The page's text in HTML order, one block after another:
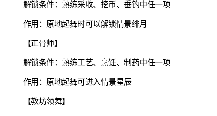
解锁条件：熟练采收、挖币、垂钓中任一项
作用：原地起舞时可以解锁情景绯月
【正骨师】
解锁条件：熟练工艺、烹饪、制药中任一项
作用：原地起舞可进入情景星辰
【教坊领舞】